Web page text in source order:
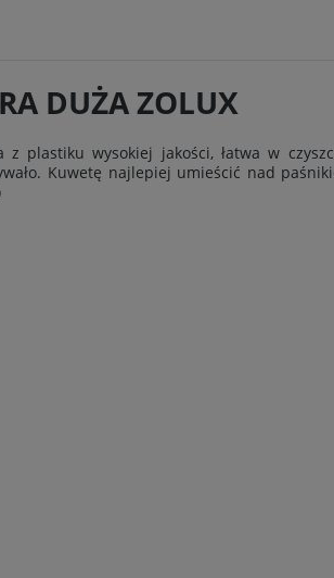
DUŻA ZOLUX
z plastiku wysokiej jakości, łatwa w
Kuwetę najlepiej umieścić nad